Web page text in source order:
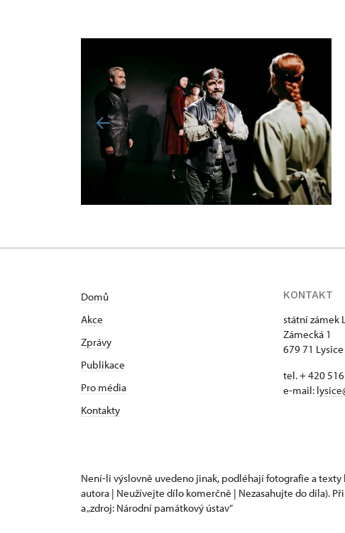
Domů
Akce
Zprávy
Publikace
Pro média
Kontakty
KONTAKT
státní zámek
Zámecká 1
679 71 Lysice
tel. + 420
e-mail:
Není-li výslovně uvedeno jinak, podléhají fotografie a texty
autora | Neužívejte dílo komerčně | Nezasahujte do díla).
a „zdroj: Národní památkový ústav“